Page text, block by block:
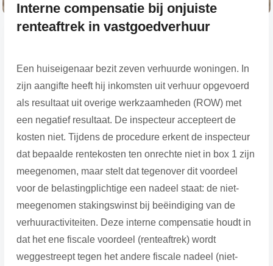
Interne compensatie bij onjuiste
renteaftrek in vastgoedverhuur
Een huiseigenaar bezit zeven verhuurde woningen. In
zijn aangifte heeft hij inkomsten uit verhuur opgevoerd
als resultaat uit overige werkzaamheden (ROW) met
een negatief resultaat. De inspecteur accepteert de
kosten niet. Tijdens de procedure erkent de inspecteur
dat bepaalde rentekosten ten onrechte niet in box 1 zijn
meegenomen, maar stelt dat tegenover dit voordeel
voor de belastingplichtige een nadeel staat: de niet-
meegenomen stakingswinst bij beëindiging van de
verhuuractiviteiten. Deze interne compensatie houdt in
dat het ene fiscale voordeel (renteaftrek) wordt
weggestreept tegen het andere fiscale nadeel (niet-